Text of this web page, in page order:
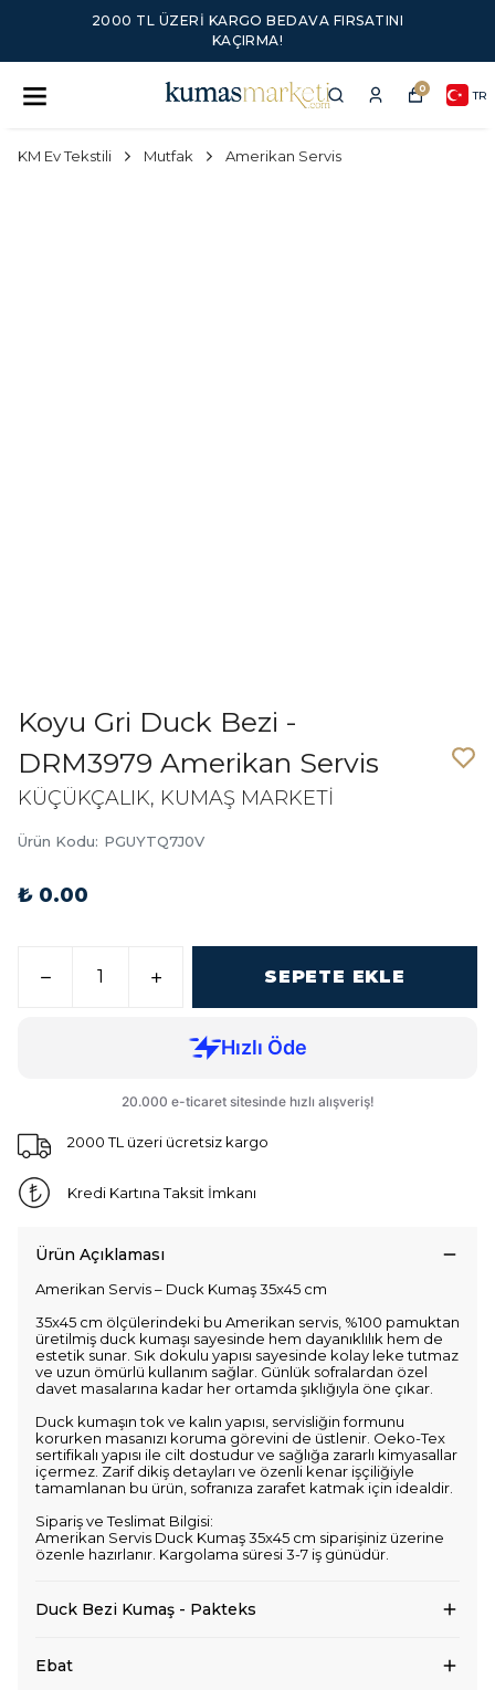
2000 TL ÜZERI KARGO BEDAVA FIRSATINI
KAÇIRMA!
0 TR
KM Ev Tekstili Mutfak Amerikan Servis
Koyu Gri Duck Bezi -
DRM3979 Amerikan Servis
KÜÇÜKÇALIK, KUMAŞ MARKETİ
Ürün Kodu: PGUYTQ7J0V
₺ 0.00
SEPETE EKLE
2000 TL üzeri ücretsiz kargo
Kredi Kartına Taksit İmkanı
Ürün Açıklaması
Amerikan Servis – Duck Kumaş 35x45 cm
35x45 cm ölçülerindeki bu Amerikan servis, %100 pamuktan
üretilmiş duck kumaşı sayesinde hem dayanıklılık hem de
estetik sunar. Sık dokulu yapısı sayesinde kolay leke tutmaz
ve uzun ömürlü kullanım sağlar. Günlük sofralardan özel
davet masalarına kadar her ortamda şıklığıyla öne çıkar.
Duck kumaşın tok ve kalın yapısı, servisliğin formunu
korurken masanızı koruma görevini de üstlenir. Oeko-Tex
sertifikalı yapısı ile cilt dostudur ve sağlığa zararlı kimyasallar
içermez. Zarif dikiş detayları ve özenli kenar işçiliğiyle
tamamlanan bu ürün, sofranıza zarafet katmak için idealdir.
Sipariş ve Teslimat Bilgisi:
Amerikan Servis Duck Kumaş 35x45 cm siparişiniz üzerine
özenle hazırlanır. Kargolama süresi 3-7 iş günüdür.
Duck Bezi Kumaş - Pakteks
Ebat